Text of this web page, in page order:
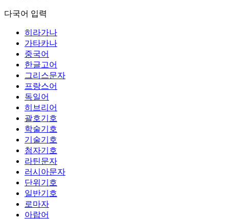
다국어 입력
히라가나
가타카나
중국어
한글고어
그리스문자
프랑스어
독일어
히브리어
괄호기호
학술기호
기술기호
첨자기호
라틴문자
러시아문자
단위기호
일반기호
로마자
아랍어